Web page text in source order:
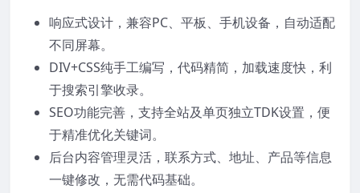
响应式设计，兼容PC、平板、手机设备，自动适配
不同屏幕。
DIV+CSS纯手工编写，代码精简，加载速度快，利
于搜索引擎收录。
SEO功能完善，支持全站及单页独立TDK设置，便
于精准优化关键词。
后台内容管理灵活，联系方式、地址、产品等信息
一键修改，无需代码基础。